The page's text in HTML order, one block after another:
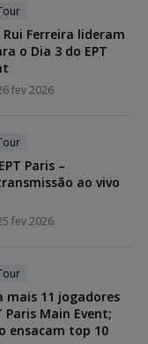
Ferreira lideram
o Dia 3 do EPT
fev 2026
Paris –
ao vivo
fev 2026
mais 11 jogadores
Paris Main Event;
ensacam top 10